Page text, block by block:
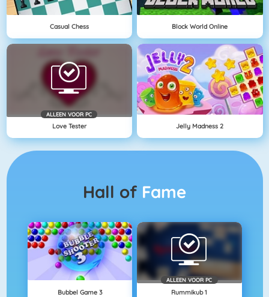
Casual Chess Block World Online
ALLEEN VOOR PC
Love Tester Jelly Madness 2
Hall of Fame
Bubbel Game 3
ALLEEN VOOR PC
Rummikub 1